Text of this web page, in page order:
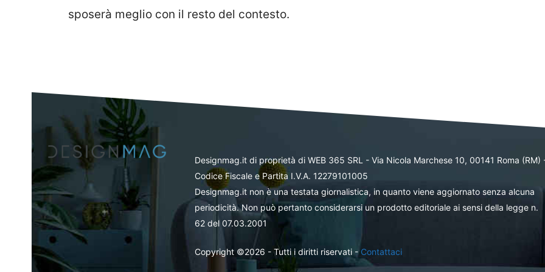
sposerà meglio con il resto del contesto.
Designmag.it di proprietà di WEB 365 SRL - Via Nicola Marchese 10, 00141 Roma (RM)
Codice Fiscale e Partita I.V.A. 12279101005
Designmag.it non è una testata giornalistica, in quanto viene aggiornato senza alcuna
periodicità. Non può pertanto considerarsi un prodotto editoriale ai sensi della legge n.
62 del 07.03.2001
Copyright ©2026 - Tutti i diritti riservati -Contattaci